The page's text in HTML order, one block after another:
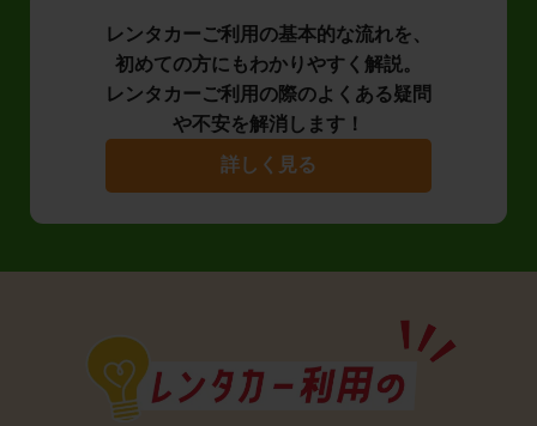
レンタカーご利用の基本的な流れを、
初めての方にもわかりやすく解説。
レンタカーご利用の際のよくある疑問
や不安を解消します！
詳しく見る